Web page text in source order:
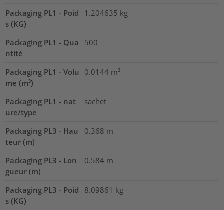
Packaging PL1 - Poid
s (KG)
1.204635 kg
Packaging PL1 - Qua
ntité
500
Packaging PL1 - Volu
me (m³)
0.0144 m³
Packaging PL1 - nat
ure/type
sachet
Packaging PL3 - Hau
teur (m)
0.368 m
Packaging PL3 - Lon
gueur (m)
0.584 m
Packaging PL3 - Poid
s (KG)
8.09861 kg